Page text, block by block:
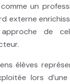
un
externe
de
élèves
lors